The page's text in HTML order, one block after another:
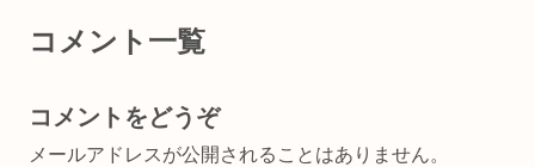
コメント一覧
コメントをどうぞ
メールアドレスが公開されることはありません。